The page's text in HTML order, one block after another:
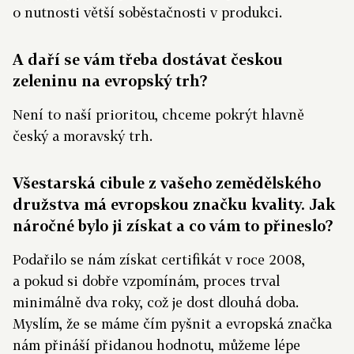
o nutnosti větší soběstačnosti v produkci.
A daří se vám třeba dostávat českou
zeleninu na evropský trh?
Není to naší prioritou, chceme pokrýt hlavně
český a moravský trh.
Všestarská cibule z vašeho zemědělského
družstva má evropskou značku kvality. Jak
náročné bylo ji získat a co vám to přineslo?
Podařilo se nám získat certifikát v roce 2008,
a pokud si dobře vzpomínám, proces trval
minimálně dva roky, což je dost dlouhá doba.
Myslím, že se máme čím pyšnit a evropská značka
nám přináší přidanou hodnotu, můžeme lépe